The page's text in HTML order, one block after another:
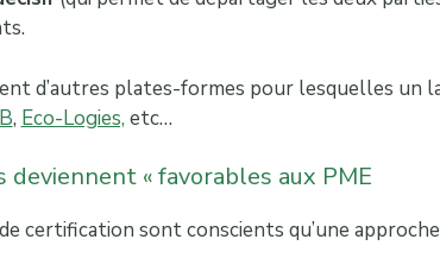
d’autres plates-formes pour lesquelles un
, Eco-Logies, etc…
deviennent « favorables aux PME
certification sont conscients qu’une